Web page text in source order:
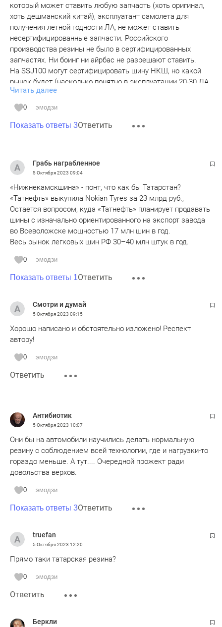
который может ставить любую запчасть (хоть оригинал,
хоть дешманский китай), эксплуатант самолета для
получения летной годности ЛА, не может ставить
несертифицированные запчасти. Российского
производства резины не было в сертифицированных
запчастях. Ни боинг ни айрбас не разрешают ставить.
На SSJ100 могут сертифицировать шину НКШ, но какой
рынок будет (насколько понятно в эксплуатации 20-30 ЛА
такого типа). Или как моем первом предложении ставить
на свой риск нечто похожее на авиарезину и
эксплуатировать ЛА до проблемы с резиной. Хорошо если
проблема, а не ...
Читать далее
0 эмодзи
Показать ответы 3Ответить
Грабь награбленное
5 Октября 2023 09:04
«Нижнекамскшина» - понт, что как бы Татарстан?
«Татнефть» выкупила Nokian Tyres за 23 млрд руб.,
Остается вопросом, куда «Татнефть» планирует продавать
шины с изначально ориентированного на экспорт завода
во Всеволожске мощностью 17 млн шин в год.
Весь рынок легковых шин РФ 30–40 млн штук в год.
0 эмодзи
Показать ответы 1Ответить
Смотри и думай
5 Октября 2023 09:15
Хорошо написано и обстоятельно изложено! Респект
автору!
0 эмодзи
Ответить
Антибиотик
5 Октября 2023 10:07
Они бы на автомобили научились делать нормальную
резину с соблюдением всей технологии, где и нагрузки-то
гораздо меньше. А тут.... Очередной прожект ради
довольства верхов.
0 эмодзи
Показать ответы 3Ответить
truefan
5 Октября 2023 12:20
Прямо таки татарская резина?
0 эмодзи
Ответить
Беркли